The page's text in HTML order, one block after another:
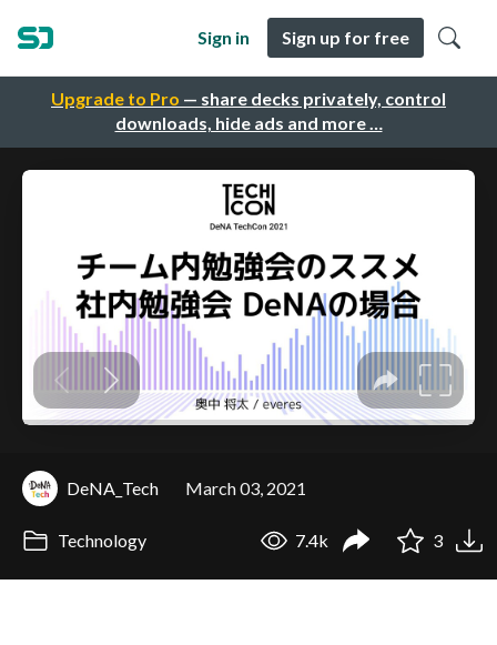
Upgrade to Pro — share decks privately, control
downloads, hide ads and more …
Sign in Sign up for free
DeNA_Tech March 03, 2021
Technology 7.4k 3